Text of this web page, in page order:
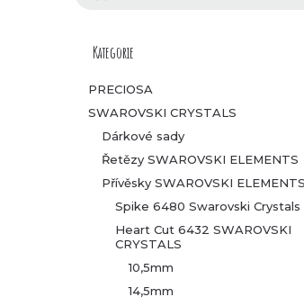
P
o
s
Přeskočit
Kategorie
PRECIOSA
SWAROVSKI CRYSTALS
Dárkové sady
Řetězy SWAROVSKI ELEMENTS
Přívěsky SWAROVSKI ELEMENTS
Spike 6480 Swarovski Crystals
Heart Cut 6432 SWAROVSKI
CRYSTALS
10,5mm
14,5mm